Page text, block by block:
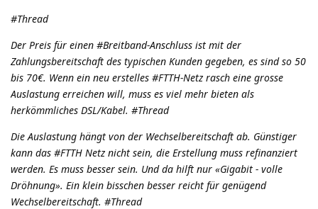
#Thread
Der Preis für einen #Breitband-Anschluss ist mit der
Zahlungsbereitschaft des typischen Kunden gegeben, es sind so 50
bis 70€. Wenn ein neu erstelles #FTTH-Netz rasch eine grosse
Auslastung erreichen will, muss es viel mehr bieten als
herkömmliches DSL/Kabel. #Thread
Die Auslastung hängt von der Wechselbereitschaft ab. Günstiger
kann das #FTTH Netz nicht sein, die Erstellung muss refinanziert
werden. Es muss besser sein. Und da hilft nur «Gigabit - volle
Dröhnung». Ein klein bisschen besser reicht für genügend
Wechselbereitschaft. #Thread